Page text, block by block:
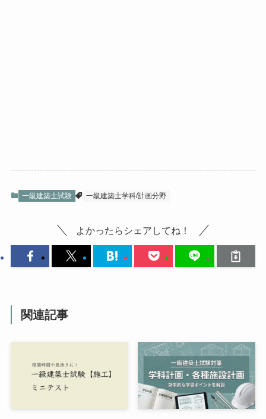
一級建築士試験 一級建築士学科/計画分野
よかったらシェアしてね！
関連記事